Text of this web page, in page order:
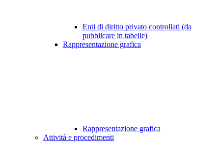
Enti di diritto privato controllati (da
pubblicare in tabelle)
Rappresentazione grafica
Rappresentazione grafica
Attività e procedimenti